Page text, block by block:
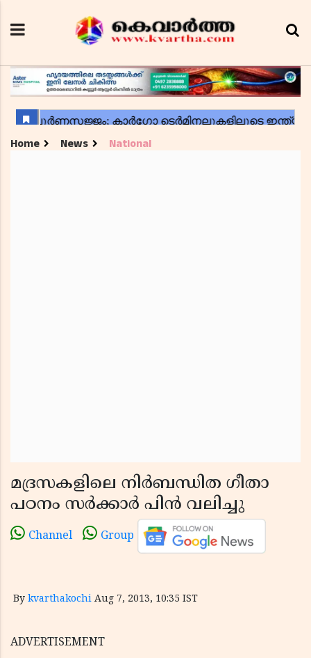
Home News National
മദ്രസകളിലെ നിര്‍ബന്ധിത ഗീതാ
പഠനം സര്‍ക്കാര്‍ പിന്‍ വലിച്ചു
Channel Group
By kvarthakochi Aug 7, 2013, 10:35 IST
ADVERTISEMENT